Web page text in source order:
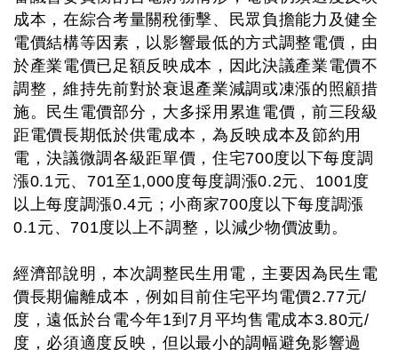
成本，在綜合考量關稅衝擊、民眾負擔能力及健全
電價結構等因素，以影響最低的方式調整電價，由
於產業電價已足額反映成本，因此決議產業電價不
調整，維持先前對於衰退產業減調或凍漲的照顧措
施。民生電價部分，大多採用累進電價，前三段級
距電價長期低於供電成本，為反映成本及節約用
電，決議微調各級距單價，住宅700度以下每度調
漲0.1元、701至1,000度每度調漲0.2元、1001度
以上每度調漲0.4元；小商家700度以下每度調漲
0.1元、701度以上不調整，以減少物價波動。
經濟部說明，本次調整民生用電，主要因為民生電
價長期偏離成本，例如目前住宅平均電價2.77元/
度，遠低於台電今年1到7月平均售電成本3.80元/
度，必須適度反映，但以最小的調幅避免影響過